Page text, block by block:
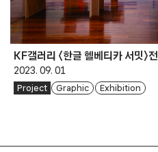
KF갤러리 〈한글 헬베티카 서밋〉전
2023. 09. 01
Project Graphic Exhibition